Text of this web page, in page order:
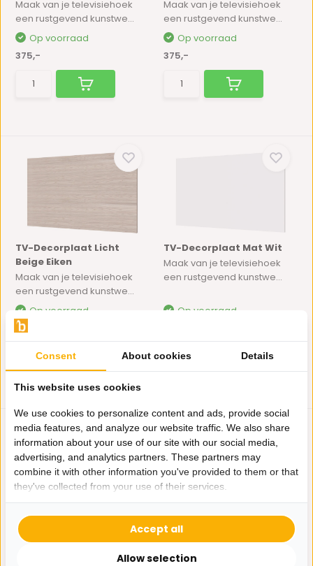
Maak van je televisiehoek
een rustgevend kunstwe...
Op voorraad
375,-
Maak van je televisiehoek
een rustgevend kunstwe...
Op voorraad
375,-
TV-Decorplaat Licht
Beige Eiken
Maak van je televisiehoek
een rustgevend kunstwe...
Op voorraad
375,-
TV-Decorplaat Mat Wit
Maak van je televisiehoek
een rustgevend kunstwe...
Op voorraad
TV-Decorplaat Walnoot
Maak van je televisiehoek
TV-Decorplaat Zwart
Maak van je televisiehoek
Consent About cookies Details
This website uses cookies
We use cookies to personalize content and ads, provide social
media features, and analyze our website traffic. We also share
information about your use of our site with our social media,
advertising, and analytics partners. These partners may
combine it with other information you've provided to them or that
they've collected from your use of their services.
Allow selection
Accept all